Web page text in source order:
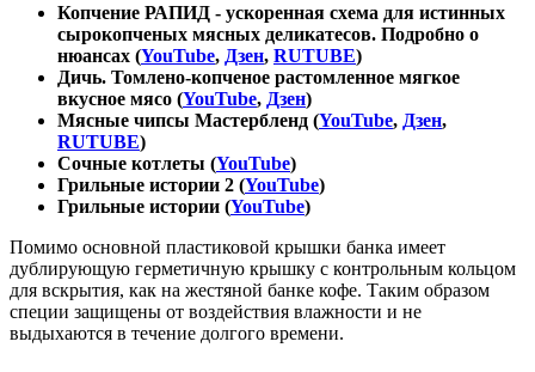
Копчение РАПИД - ускоренная схема для истинных
сырокопченых мясных деликатесов. Подробно о
нюансах (YouTube, Дзен, RUTUBE)
Дичь. Томлено-копченое растомленное мягкое
вкусное мясо (YouTube, Дзен)
Мясные чипсы Мастербленд (YouTube, Дзен,
RUTUBE)
Сочные котлеты (YouTube)
Грильные истории 2 (YouTube)
Грильные истории (YouTube)
Помимо основной пластиковой крышки банка имеет
дублирующую герметичную крышку с контрольным кольцом
для вскрытия, как на жестяной банке кофе. Таким образом
специи защищены от воздействия влажности и не
выдыхаются в течение долгого времени.